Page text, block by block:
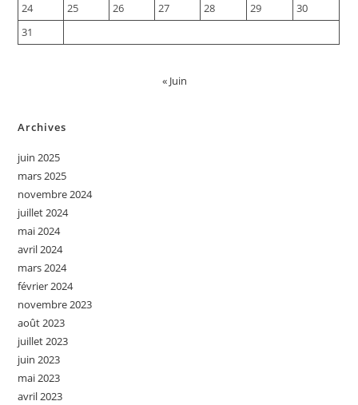
24
25 26 27 28 29
30
31
« Juin
Archives
juin 2025
mars 2025
novembre 2024
juillet 2024
mai 2024
avril 2024
mars 2024
février 2024
novembre 2023
août 2023
juillet 2023
juin 2023
mai 2023
avril 2023